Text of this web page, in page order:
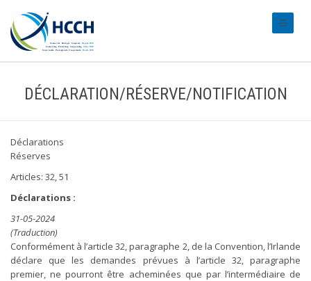
DÉCLARATION/RÉSERVE/NOTIFICATION
Déclarations
Réserves
Articles: 32, 51
Déclarations :
31-05-2024
(Traduction)
Conformément à l’article 32, paragraphe 2, de la Convention, l’Irlande
déclare que les demandes prévues à l’article 32, paragraphe
premier, ne pourront être acheminées que par l’intermédiaire de